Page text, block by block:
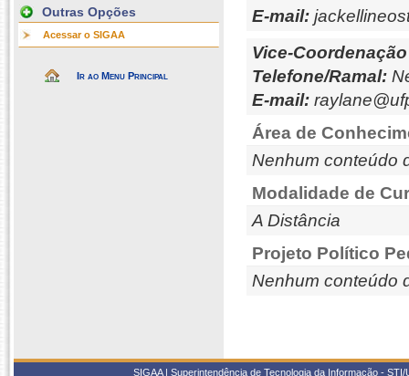
Outras Opções
Acessar o SIGAA
Ir ao Menu Principal
E-mail:
Vice-
Telefone/Ramal:
E-mail:
Área de
Nenhum conteúdo
Modalidade de
A Distância
Projeto Político
Nenhum conteúdo
SIGAA | Superintendência de Tecnologia da Informação -